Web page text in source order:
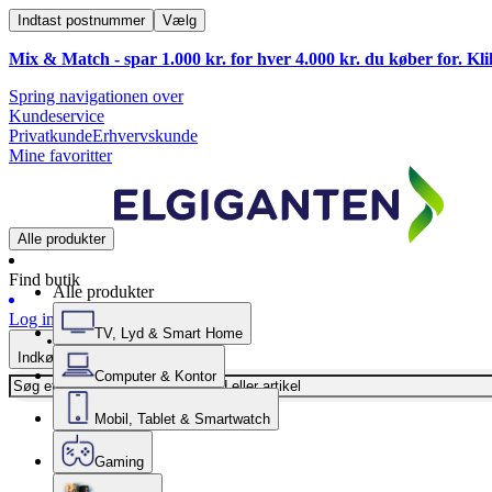
Indtast postnummer Vælg
Mix & Match - spar 1.000 kr. for hver 4.000 kr. du køber for.
Spring navigationen over
Kundeservice
PrivatkundeErhvervskunde
Mine favoritter
Alle produkter
Find butik
Log ind
Indkøbskurv
Alle produkter
TV, Lyd & Smart Home
Computer & Kontor
Mobil, Tablet & Smartwatch
Gaming